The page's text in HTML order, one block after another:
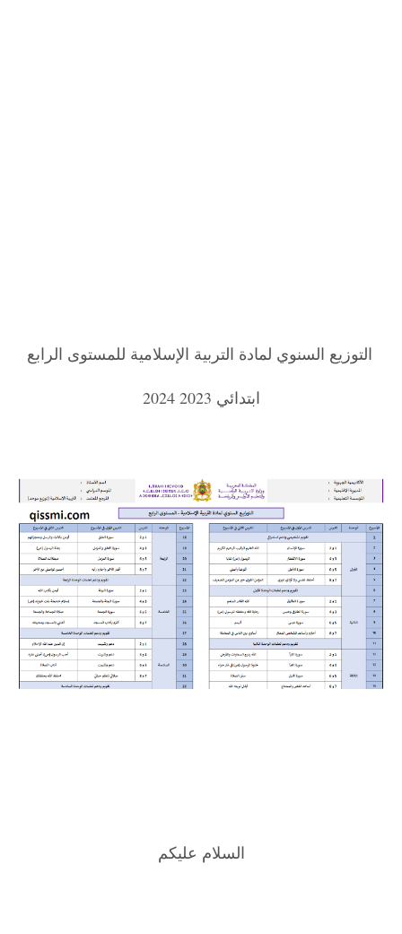
التوزيع السنوي لمادة التربية الإسلامية للمستوى الرابع
ابتدائي 2023 2024
السلام عليكم